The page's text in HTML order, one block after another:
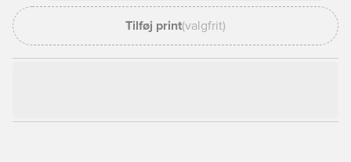
Tilføj print(valgfrit)